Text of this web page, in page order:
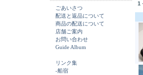
ごあいさつ
配送と返品について
商品の配送について
店舗ご案内
お問い合わせ
Guide Album
リンク集
-船宿
1